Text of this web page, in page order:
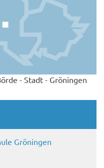
- Stadt - Gröningen
Gröningen